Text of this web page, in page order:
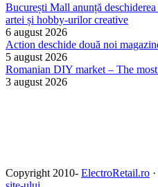
București Mall anunță
artei și hobby-urilor creative
6 august 2026
Action deschide două noi
5 august 2026
Romanian DIY market – The
3 august 2026
Copyright 2010- ElectroRetail.ro ·